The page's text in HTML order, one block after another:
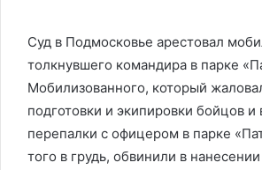
Суд в Подмосковье арестовал
толкнувшего командира в парке
Мобилизованного, который
подготовки и экипировки бойцов и
перепалки с офицером в парке
того в грудь, обвинили в